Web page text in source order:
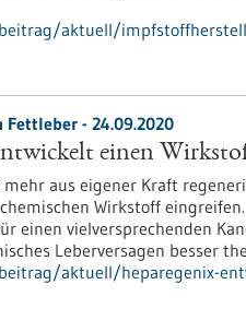
aktuell/
Fettleber - 24.09.2020
einen
aus eigener Kraft
Wirkstoff
einen vielversprechenden
Leberversagen besser
aktuell/heparegenix-